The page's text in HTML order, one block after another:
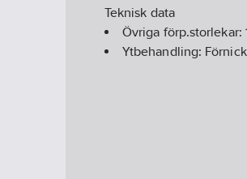
Teknisk data
Övriga förp.storlekar:
Ytbehandling: